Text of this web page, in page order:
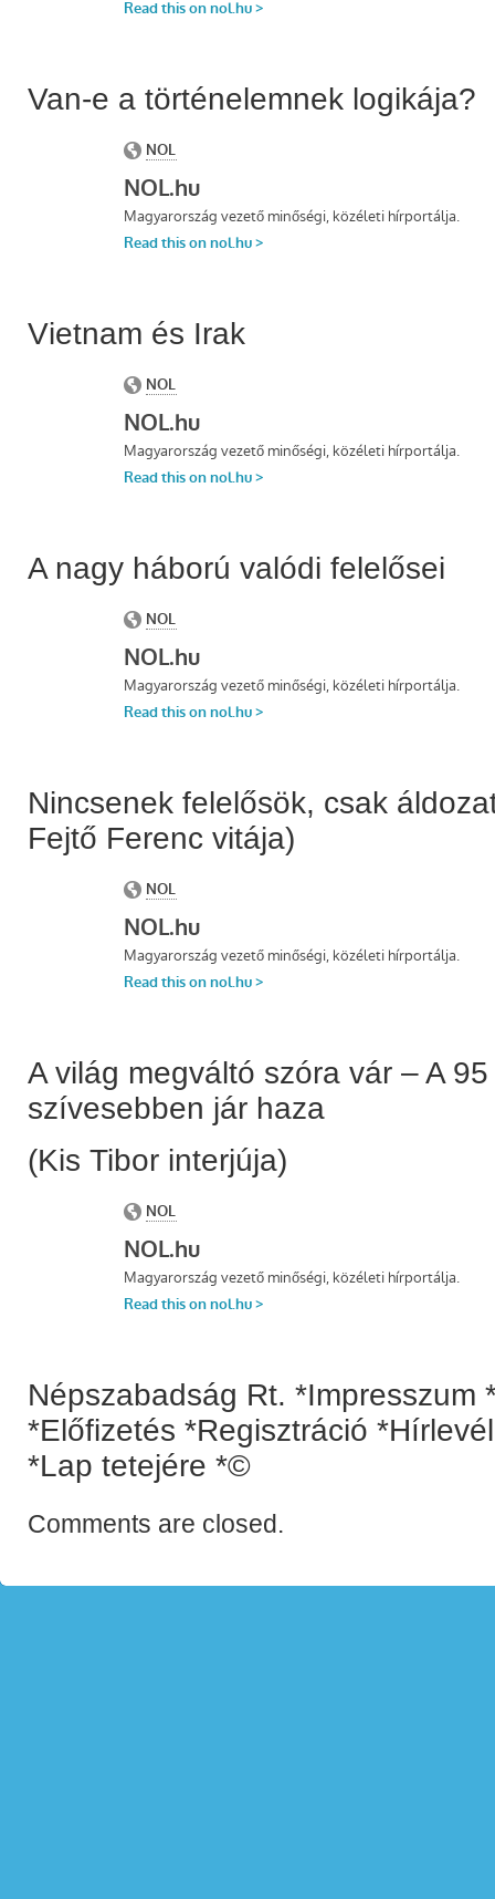
Van-e a történelemnek logikája?
Vietnam és Irak
A nagy háború valódi felelősei
Nincsenek felelősök, csak
Fejtő Ferenc vitája)
A világ megváltó szóra vár – A
szívesebben jár haza
(Kis Tibor interjúja)
Népszabadság Rt. *Impresszum
*Előfizetés *Regisztráció
*Lap tetejére *©
Comments are closed.